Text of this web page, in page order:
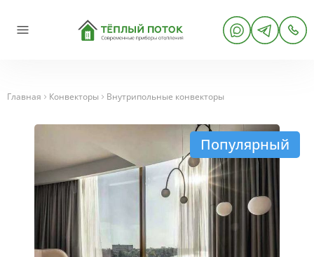
Главная Конвекторы Внутрипольные конвекторы
Популярный